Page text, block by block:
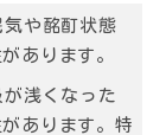
や酩酊状態
あります。
浅くなった
あります。特